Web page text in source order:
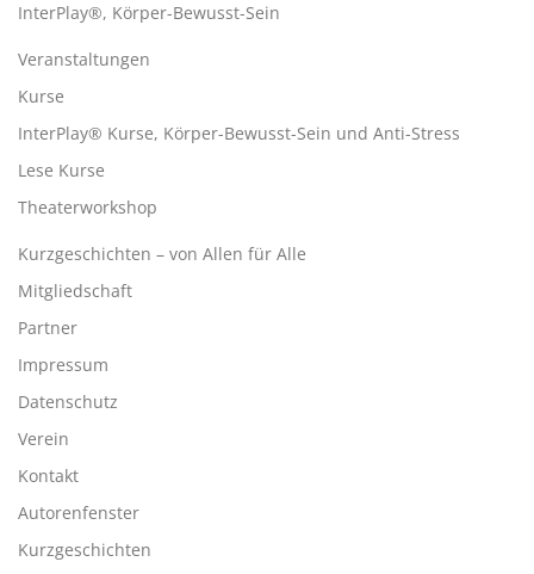
InterPlay®, Körper-Bewusst-Sein
Veranstaltungen
Kurse
InterPlay® Kurse, Körper-Bewusst-Sein und Anti-Stress
Lese Kurse
Theaterworkshop
Kurzgeschichten – von Allen für Alle
Mitgliedschaft
Partner
Impressum
Datenschutz
Verein
Kontakt
Autorenfenster
Kurzgeschichten